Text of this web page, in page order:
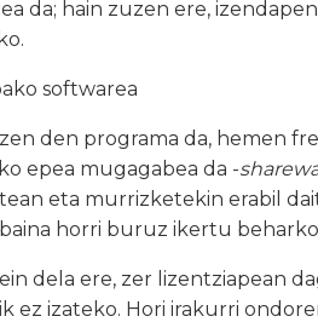
da; hain zuzen ere,
softwarea
den programa da, hemen
epea mugagabea da -
eta murrizketekin erabil
horri buruz ikertu
dela ere, zer lizentziapean
ez izateko. Hori irakurri